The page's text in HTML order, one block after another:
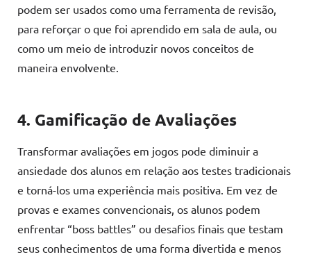
podem ser usados como uma ferramenta de revisão,
para reforçar o que foi aprendido em sala de aula, ou
como um meio de introduzir novos conceitos de
maneira envolvente.
4. Gamificação de Avaliações
Transformar avaliações em jogos pode diminuir a
ansiedade dos alunos em relação aos testes tradicionais
e torná-los uma experiência mais positiva. Em vez de
provas e exames convencionais, os alunos podem
enfrentar “boss battles” ou desafios finais que testam
seus conhecimentos de uma forma divertida e menos